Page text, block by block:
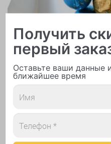
Надутие шаров гелием
Получить
первый
Оставьте ваши данные
ближайшее время